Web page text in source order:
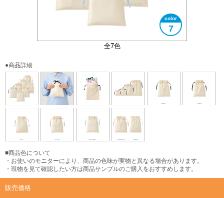
全7色
7
大きさイメージ
使用イメージ
全4サイズ
●商品詳細
■商品色について
・お使いのモニターにより、商品の色味が実物と異なる場合があります。
・現物を見て確認したい方は商品サンプルのご購入をおすすめします。
販売価格